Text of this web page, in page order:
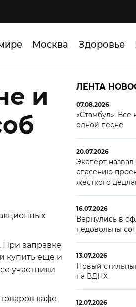
Москва Здоровье
и
При заправке
купить еще и
участники
кафе
ЛЕНТА
07.08.2026
«Стамбул»: Все
одной песне
20.07.2026
Эксперт
спасению
жесткого
16.07.2026
Вернулись в
недовольны
13.07.2026
Новый
на ВДНХ
12.07.2026